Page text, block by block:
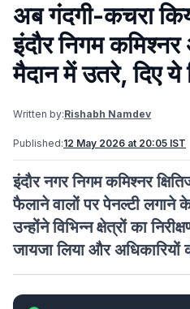
अब गंदगी-कचरा
इंदौर निगम
मैदान में उतरे, दिए ये
Written by:Rishabh Namdev
Published:12 May 2026 at 20:05 IST
इंदौर नगर निगम कमिश्नर
फैलाने वालों पर पेनल्टी लगाने
उन्होंने विभिन्न क्षेत्रों का
जायजा लिया और